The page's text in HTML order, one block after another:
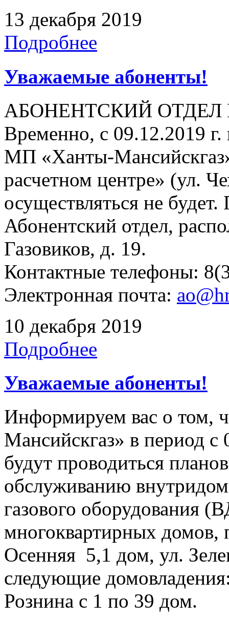
13 декабря 2019
Подробнее
Уважаемые абоненты!
АБОНЕНТСКИЙ
Временно, с 09.12.2019
МП «Ханты-
расчетном центре» (ул.
осуществляться не
Абонентский отдел,
Газовиков, д. 19.
Контактные телефоны:
Электронная почта:
10 декабря 2019
Подробнее
Уважаемые абоненты!
Информируем вас о том,
Мансийскгаз» в период с
будут проводиться
обслуживанию
газового
многоквартирных
Осенняя 5,1 дом, ул.
следующие
Рознина с 1 по 39 дом.